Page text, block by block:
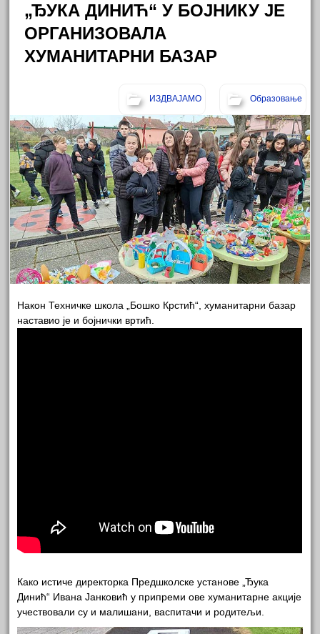
„ЂУКА ДИНИЋ“ У БОЈНИКУ ЈЕ
ОРГАНИЗОВАЛА
ХУМАНИТАРНИ БАЗАР
ИЗДВАЈАМО Образовање
Након Техничке школа „Бошко Крстић“, хуманитарни базар
наставио је и бојнички вртић.
Како истиче директорка Предшколске установе „Ђука
Динић“ Ивана Јанковић у припреми ове хуманитарне акције
учествовали су и малишани, васпитачи и родитељи.